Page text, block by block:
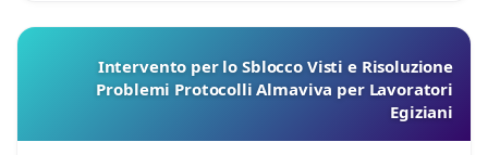
Intervento per lo Sblocco Visti e Risoluzione
Problemi Protocolli Almaviva per Lavoratori
Egiziani